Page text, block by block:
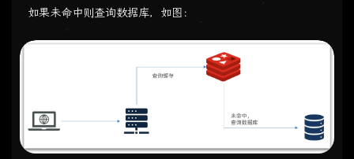
如果未命中则查询数据库，如图：